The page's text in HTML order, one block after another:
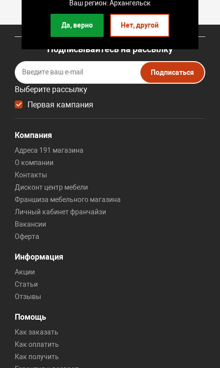
Ваш регион: Архангельск
Да, верно Нет, другой
Подписывайтесь на рассылку
Выберите рассылку
Первая кампания
Подписаться
Компания
Адреса 191 магазина
О компании
Контакты
Дисконт центр мебели
Франшиза мебельного магазина
Личный кабинет франчайзи
Вакансии
Оферта
Информация
Акции
Статьи
Отзывы
Помощь
Как заказать
Как оплатить
Как получить